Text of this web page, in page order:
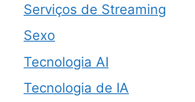
Serviços de Streaming
Sexo
Tecnologia AI
Tecnologia de IA